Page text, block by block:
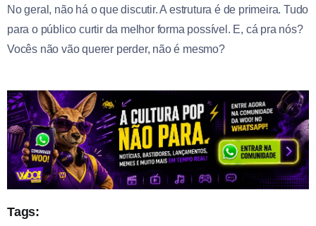
No geral, não há o que discutir. A estrutura é de primeira. Tudo
para o público curtir da melhor forma possível. E, cá pra nós?
Vocês não vão querer perder, não é mesmo?
Tags: